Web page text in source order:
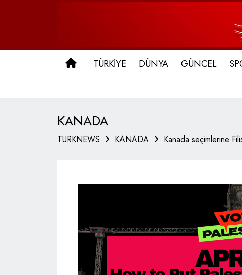
ANA SAYFA
TÜRKİYE DÜNYA GÜNCEL
KANADA
TURKNEWS KANADA Kanada seçimlerine